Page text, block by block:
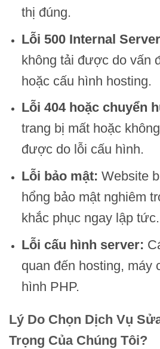
thị đúng.
Lỗi 500 Internal
không tải được do vấn
hoặc cấu hình hosting.
Lỗi 404 hoặc chuyển
trang bị mất hoặc
được do lỗi cấu hình.
Lỗi bảo mật: Website
hổng bảo mật nghiêm
khắc phục ngay lập tức.
Lỗi cấu hình server:
quan đến hosting, máy
hình PHP.
Lý Do Chọn Dịch Vụ
Trọng Của Chúng Tôi?